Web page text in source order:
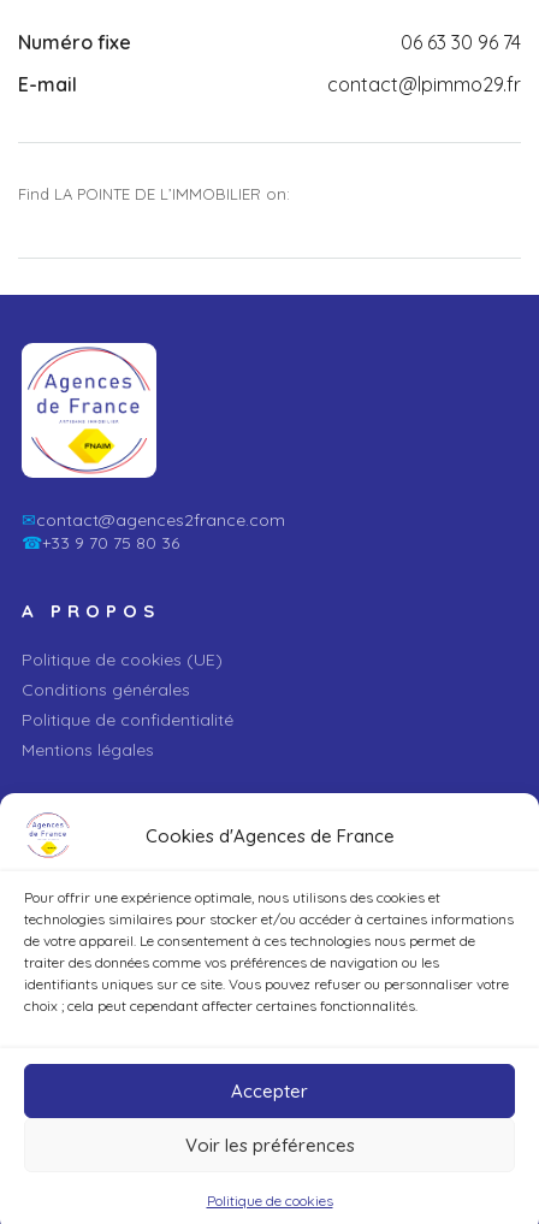
Cookies d'Agences de France
Pour offrir une expérience optimale, nous utilisons des cookies et
technologies similaires pour stocker et/ou accéder à certaines informations
de votre appareil. Le consentement à ces technologies nous permet de
traiter des données comme vos préférences de navigation ou les
identifiants uniques sur ce site. Vous pouvez refuser ou personnaliser votre
choix ; cela peut cependant affecter certaines fonctionnalités.
Accepter
Voir les préférences
Politique de cookies
Numéro fixe
06 63 30 96 74
E-mail
contact@lpimmo29.fr
Find LA POINTE DE L’IMMOBILIER on:
✉contact@agences2france.com
☎+33 9 70 75 80 36
A PROPOS
Politique de cookies (UE)
Conditions générales
Politique de confidentialité
Mentions légales
VILLE
TYPE DE BIEN
DÉCOUVRIR